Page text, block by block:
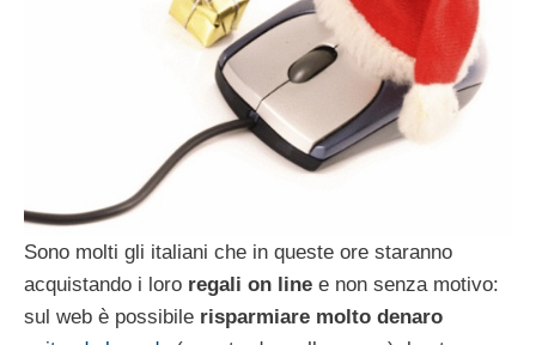
Sono molti gli italiani che in queste ore staranno
acquistando i loro regali on line e non senza motivo:
sul web è possibile risparmiare molto denaro